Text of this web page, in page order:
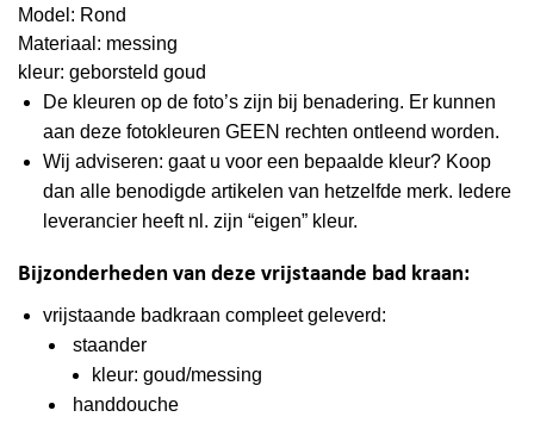
Model: Rond
Materiaal: messing
kleur: geborsteld goud
De kleuren op de foto’s zijn bij benadering. Er kunnen
aan deze fotokleuren GEEN rechten ontleend worden.
Wij adviseren: gaat u voor een bepaalde kleur? Koop
dan alle benodigde artikelen van hetzelfde merk. Iedere
leverancier heeft nl. zijn “eigen” kleur.
Bijzonderheden van deze vrijstaande bad kraan:
vrijstaande badkraan compleet geleverd:
staander
kleur: goud/messing
handdouche